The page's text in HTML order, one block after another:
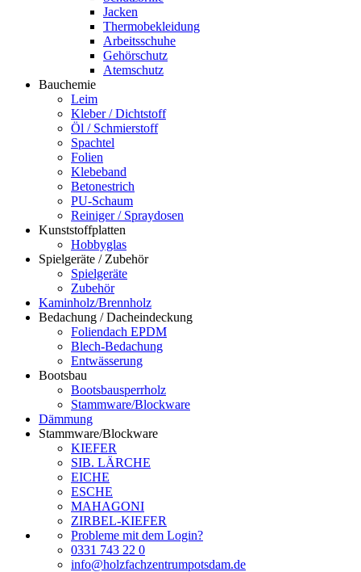
Jacken
Thermobekleidung
Arbeitsschuhe
Gehörschutz
Atemschutz
Bauchemie
Leim
Kleber / Dichtstoff
Öl / Schmierstoff
Spachtel
Folien
Klebeband
Betonestrich
PU-Schaum
Reiniger / Spraydosen
Kunststoffplatten
Hobbyglas
Spielgeräte / Zubehör
Spielgeräte
Zubehör
Kaminholz/Brennholz
Bedachung / Dacheindeckung
Foliendach EPDM
Blech-Bedachung
Entwässerung
Bootsbau
Bootsbausperrholz
Stammware/Blockware
Dämmung
Stammware/Blockware
KIEFER
SIB. LÄRCHE
EICHE
ESCHE
MAHAGONI
ZIRBEL-KIEFER
Probleme mit dem Login?
0331 743 22 0
info@holzfachzentrumpotsdam.de